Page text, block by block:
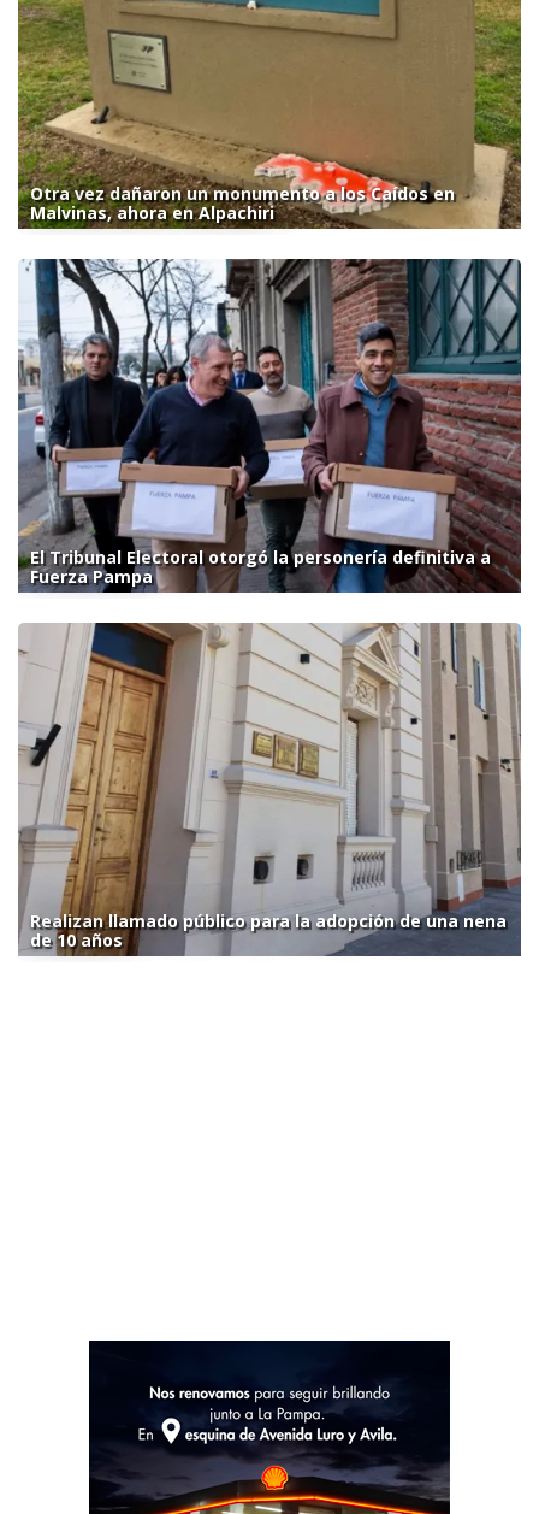
Otra vez dañaron un monumento a los Caídos en
Malvinas, ahora en Alpachiri
El Tribunal Electoral otorgó la personería definitiva a
Fuerza Pampa
Realizan llamado público para la adopción de una nena
de 10 años